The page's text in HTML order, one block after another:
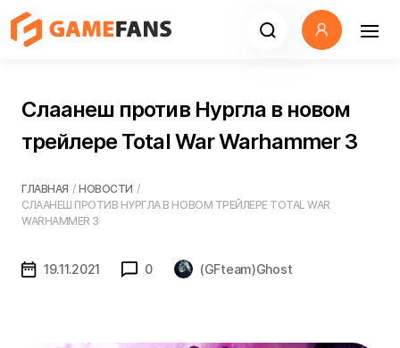
Слаанеш против Нургла в новом
трейлере Total War Warhammer 3
ГЛАВНАЯ / НОВОСТИ /
СЛААНЕШ ПРОТИВ НУРГЛА В НОВОМ ТРЕЙЛЕРЕ TOTAL WAR
WARHAMMER 3
19.11.2021 0 (GFteam)Ghost